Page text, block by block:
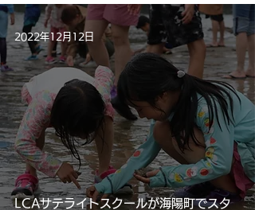
LCAサテライトスクールが海陽町でスタ
2022年12月12日